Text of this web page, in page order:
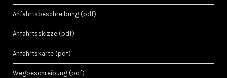
Anfahrtsbeschreibung (pdf)
Anfahrtsskizze (pdf)
Anfahrtskarte (pdf)
Wegbeschreibung (pdf)